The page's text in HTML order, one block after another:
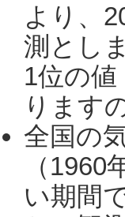
より、
測とし
1位の
ります
全国の
（
い期間